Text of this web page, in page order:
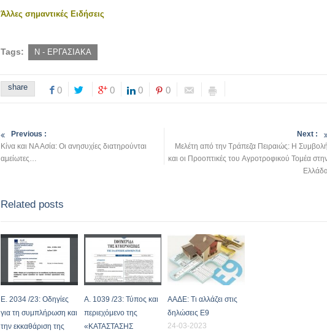
Άλλες σημαντικές Ειδήσεις
Tags: Ν - ΕΡΓΑΣΙΑΚΑ
share 0 0 0 0
Previous :
Κίνα και ΝΑ Ασία: Οι ανησυχίες διατηρούνται
αμείωτες…
Next :
Μελέτη από την Τράπεζα Πειραιώς: Η Συμβολή
και οι Προοπτικές του Αγροτροφικού Τομέα
Related posts
Ε. 2034 /23: Οδηγίες
για τη συμπλήρωση και
την εκκαθάριση της
Α. 1039 /23: Τύπος και
περιεχόμενο της
«ΚΑΤΑΣΤΑΣΗΣ
ΑΑΔΕ: Τι αλλάζει στις
δηλώσεις Ε9
24-03-2023